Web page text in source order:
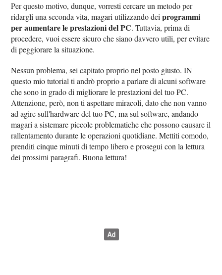
Per questo motivo, dunque, vorresti cercare un metodo per
ridargli una seconda vita, magari utilizzando deiprogrammi
per aumentare le prestazioni del PC. Tuttavia, prima di
procedere, vuoi essere sicuro che siano davvero utili, per evitare
di peggiorare la situazione.
Nessun problema, sei capitato proprio nel posto giusto. IN
questo mio tutorial ti andrò proprio a parlare di alcuni software
che sono in grado di migliorare le prestazioni del tuo PC.
Attenzione, però, non ti aspettare miracoli, dato che non vanno
ad agire sull'hardware del tuo PC, ma sul software, andando
magari a sistemare piccole problematiche che possono causare il
rallentamento durante le operazioni quotidiane. Mettiti comodo,
prenditi cinque minuti di tempo libero e prosegui con la lettura
dei prossimi paragrafi. Buona lettura!